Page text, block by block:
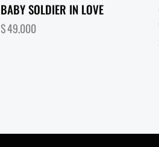
BABY SOLDIER IN LOVE
$49,000